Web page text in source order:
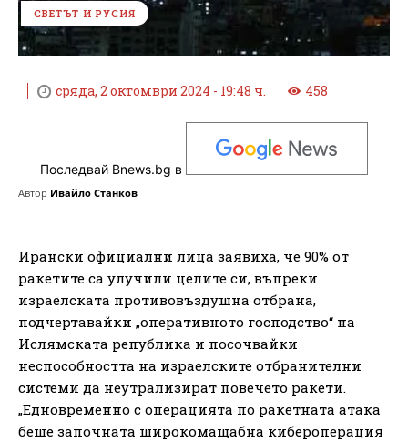
СВЕТЪТ И РУСИЯ
сряда, 2 октомври 2024 - 19:48 ч. 458
Последвай Bnews.bg в
Автор Ивайло Станков
Ирански официални лица заявиха, че 90% от
ракетите са улучили целите си, въпреки
израелската противовъздушна отбрана,
подчертавайки „оперативното господство“ на
Ислямската република и посочвайки
неспособността на израелските отбранителни
системи да неутрализират повечето ракети.
„Едновременно с операцията по ракетната атака
беше започната широкомащабна кибероперация